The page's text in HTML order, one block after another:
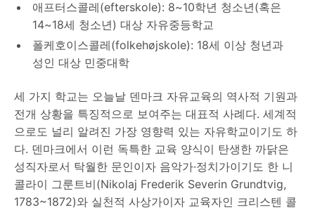
애프터스콜레(efterskole): 8~10학년 청소년(혹은
14~18세 청소년) 대상 자유중등학교
폴케호이스콜레(folkehøjskole): 18세 이상 청년과
성인 대상 민중대학
세 가지 학교는 오늘날 덴마크 자유교육의 역사적 기원과
전개 상황을 특징적으로 보여주는 대표적 사례다. 세계적
으로도 널리 알려진 가장 영향력 있는 자유학교이기도 하
다. 덴마크에서 이런 독특한 교육 양식이 탄생한 까닭은
성직자로서 탁월한 문인이자 음악가·정치가이기도 한 니
콜라이 그룬트비(Nikolaj Frederik Severin Grundtvig,
1783~1872)와 실천적 사상가이자 교육자인 크리스텐 콜